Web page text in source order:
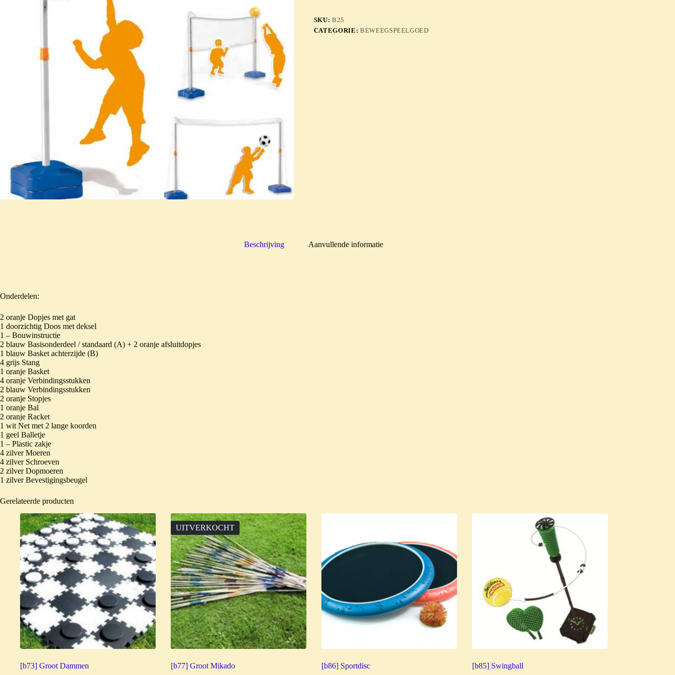
SKU:B25
CATEGORIE: BEWEEGSPEELGOED
Beschrijving Aanvullende informatie
Onderdelen:
2 oranje Dopjes met gat
1 doorzichtig Doos met deksel
1 – Bouwinstructie
2 blauw Basisonderdeel / standaard (A) + 2 oranje afsluitdopjes
1 blauw Basket achterzijde (B)
4 grijs Stang
1 oranje Basket
4 oranje Verbindingsstukken
2 blauw Verbindingsstukken
2 oranje Stopjes
1 oranje Bal
2 oranje Racket
1 wit Net met 2 lange koorden
1 geel Balletje
1 – Plastic zakje
4 zilver Moeren
4 zilver Schroeven
2 zilver Dopmoeren
1 zilver Bevestigingsbeugel
Gerelateerde producten
[b73] Groot Dammen
UITVERKOCHT
[b77] Groot Mikado [b86] Sportdisc [b85] Swingball